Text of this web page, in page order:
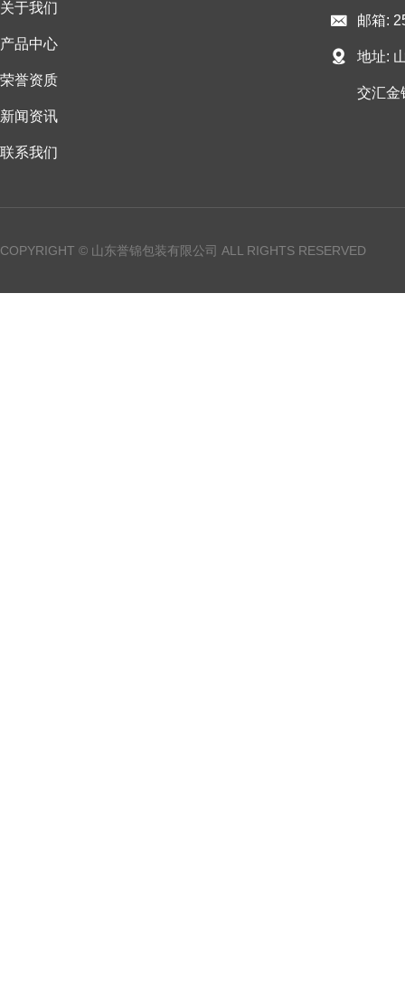
关于我们
产品中心
荣誉资质
新闻资讯
联系我们
邮箱:
地址:
交汇金
COPYRIGHT © 山东誉锦包装有限公司 ALL RIGHTS RESERVED